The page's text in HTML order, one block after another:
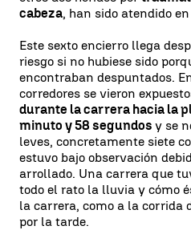
cabeza, han sido atendido
Este sexto encierro llega
riesgo si no hubiese sido
encontraban despuntados.
corredores se vieron
durante la carrera hacia la
minuto y 58 segundos y se
leves, concretamente siete
estuvo bajo observación
arrollado. Una carrera que
todo el rato la lluvia y cómo
la carrera, como a la corrida
por la tarde.